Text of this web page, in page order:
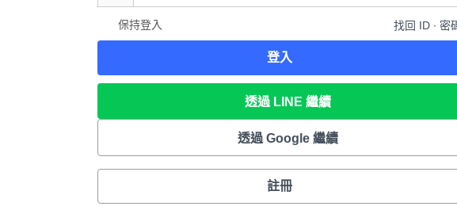
保持登入 找回 ID ∙ 密
登入
透過 LINE 繼續
透過 Google 繼續
註冊